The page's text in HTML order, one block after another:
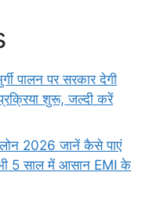
पालन पर सरकार देगी
शुरू, जल्दी करें
2026 जानें कैसे पाएं
5 साल में आसान EMI के